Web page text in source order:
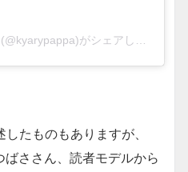
きゃりーぱみゅぱみゅさん(@kyarypappa)がシェアした投稿
たものもありますが、
ばささん、読者モデルから